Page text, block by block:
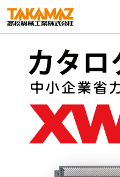
各種お問い合わせ・部品注文
採用に関してはこちらから
企業情報
展示会・イベント